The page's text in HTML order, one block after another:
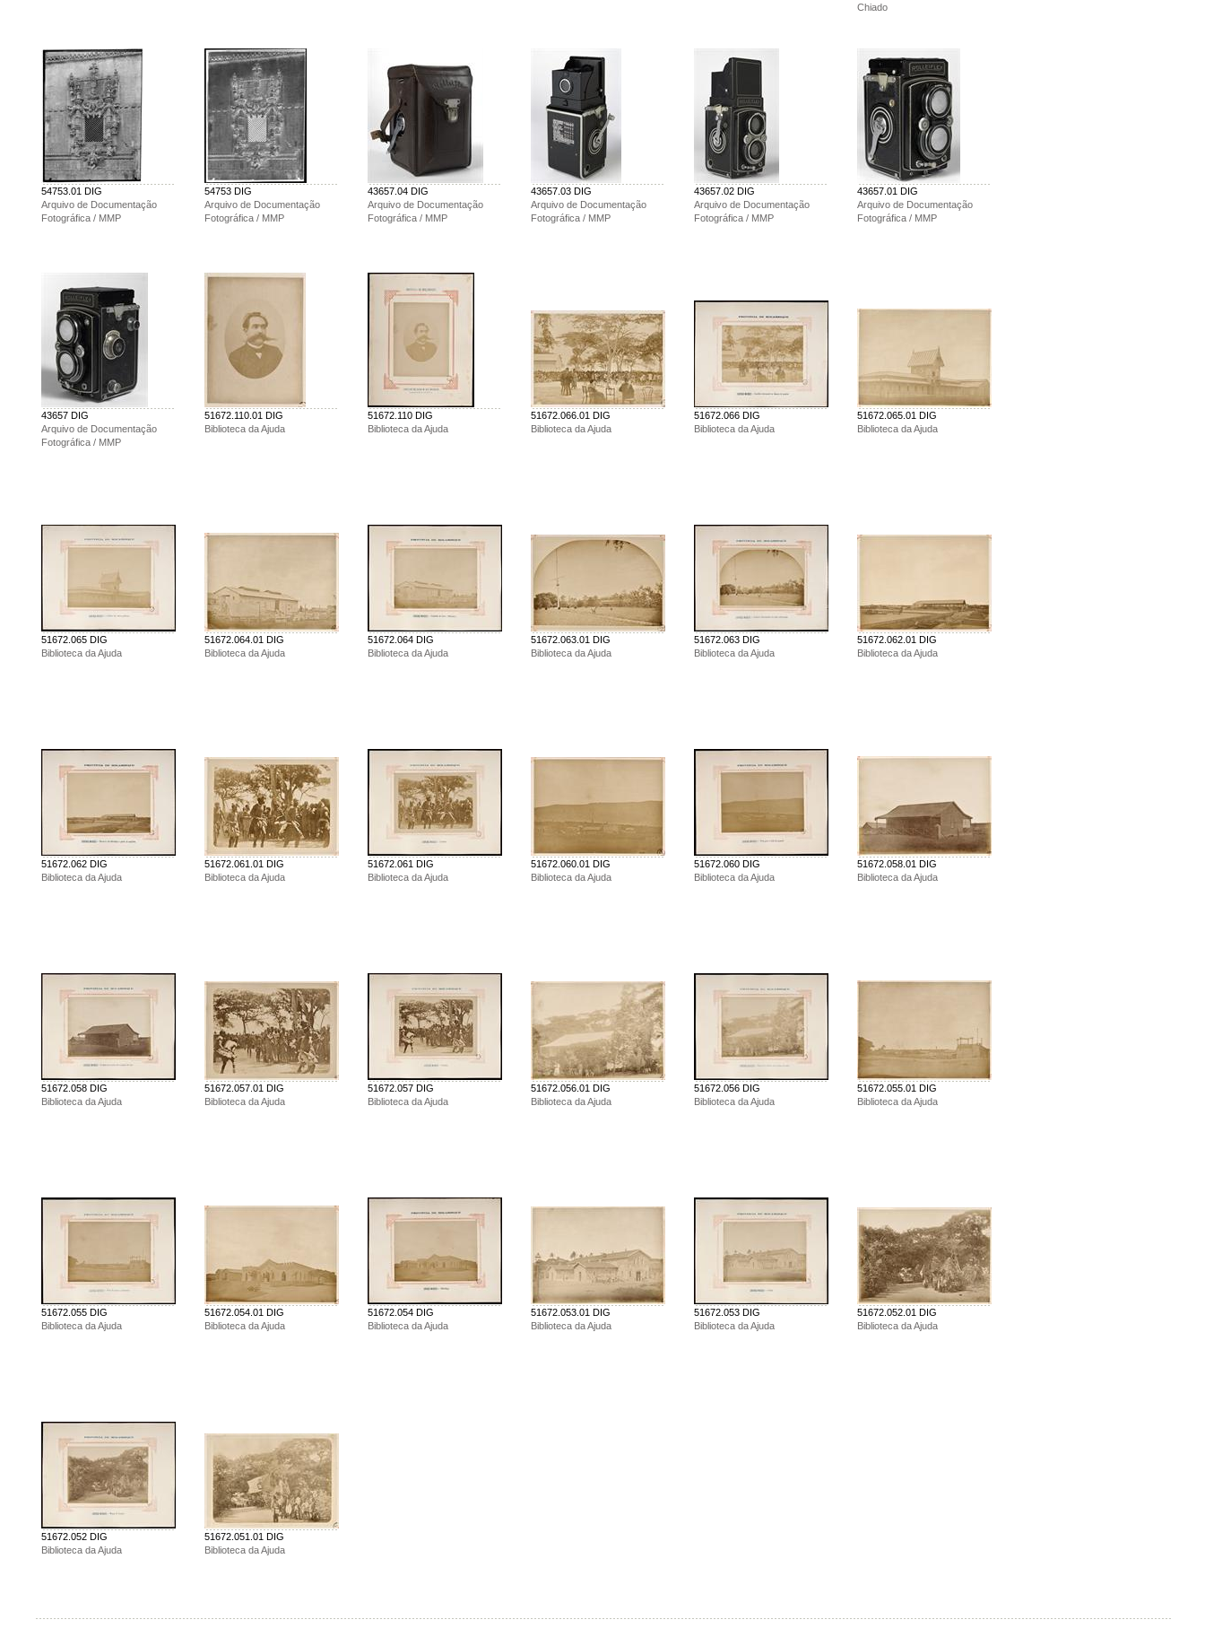
Chiado
54753.01 DIG
Arquivo de Documentação
Fotográfica / MMP
54753 DIG
Arquivo de Documentação
Fotográfica / MMP
43657.04 DIG
Arquivo de Documentação
Fotográfica / MMP
43657.03 DIG
Arquivo de Documentação
Fotográfica / MMP
43657.02 DIG
Arquivo de Documentação
Fotográfica / MMP
43657.01 DIG
Arquivo de Documentação
Fotográfica / MMP
43657 DIG
Arquivo de Documentação
Fotográfica / MMP
51672.110.01 DIG
Biblioteca da Ajuda
51672.110 DIG
Biblioteca da Ajuda
51672.066.01 DIG
Biblioteca da Ajuda
51672.066 DIG
Biblioteca da Ajuda
51672.065.01 DIG
Biblioteca da Ajuda
51672.065 DIG
Biblioteca da Ajuda
51672.064.01 DIG
Biblioteca da Ajuda
51672.064 DIG
Biblioteca da Ajuda
51672.063.01 DIG
Biblioteca da Ajuda
51672.063 DIG
Biblioteca da Ajuda
51672.062.01 DIG
Biblioteca da Ajuda
51672.062 DIG
Biblioteca da Ajuda
51672.061.01 DIG
Biblioteca da Ajuda
51672.061 DIG
Biblioteca da Ajuda
51672.060.01 DIG
Biblioteca da Ajuda
51672.060 DIG
Biblioteca da Ajuda
51672.058.01 DIG
Biblioteca da Ajuda
51672.058 DIG
Biblioteca da Ajuda
51672.057.01 DIG
Biblioteca da Ajuda
51672.057 DIG
Biblioteca da Ajuda
51672.056.01 DIG
Biblioteca da Ajuda
51672.056 DIG
Biblioteca da Ajuda
51672.055.01 DIG
Biblioteca da Ajuda
51672.055 DIG
Biblioteca da Ajuda
51672.054.01 DIG
Biblioteca da Ajuda
51672.054 DIG
Biblioteca da Ajuda
51672.053.01 DIG
Biblioteca da Ajuda
51672.053 DIG
Biblioteca da Ajuda
51672.052.01 DIG
Biblioteca da Ajuda
51672.052 DIG
Biblioteca da Ajuda
51672.051.01 DIG
Biblioteca da Ajuda